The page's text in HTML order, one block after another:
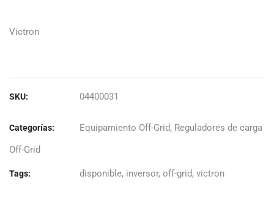
Victron
SKU: 04400031
Categorías: Equipamiento Off-Grid, Reguladores de carga
Off-Grid
Tags: disponible, inversor, off-grid, victron